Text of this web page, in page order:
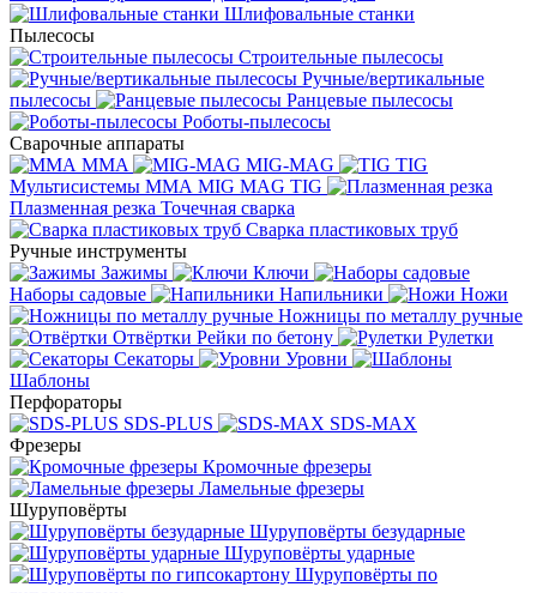
Шлифовальные станки
Пылесосы
Строительные пылесосы
Ручные/вертикальные
пылесосы
Ранцевые пылесосы
Роботы-пылесосы
Сварочные аппараты
MMA
MIG-MAG
TIG
Мультисистемы ММА MIG MAG TIG
Плазменная резка Точечная сварка
Cварка пластиковых труб
Ручные инструменты
Зажимы
Ключи
Наборы садовые
Напильники
Ножи
Ножницы по металлу ручные
Отвёртки Рейки по бетону
Рулетки
Секаторы
Уровни
Шаблоны
Перфораторы
SDS-PLUS
SDS-MAX
Фрезеры
Кромочные фрезеры
Ламельные фрезеры
Шуруповёрты
Шуруповёрты безударные
Шуруповёрты ударные
Шуруповёрты по